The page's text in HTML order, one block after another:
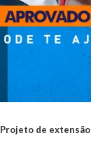
Projeto de extensão